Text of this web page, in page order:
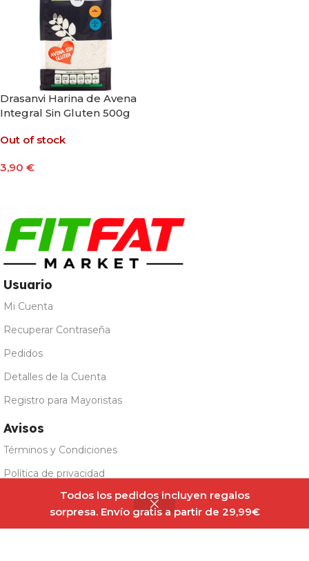
Todos los pedidos incluyen regalos
sorpresa. Envío gratis a partir de 29,99€
Drasanvi Harina de Avena
Integral Sin Gluten 500g
Out of stock
3,90 €
Usuario
Mi Cuenta
Recuperar Contraseña
Pedidos
Detalles de la Cuenta
Registro para Mayoristas
Avisos
Términos y Condiciones
Política de privacidad
Sobre Nosotros